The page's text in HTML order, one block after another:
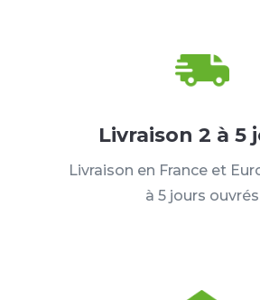
Livraison 2 à 5
Livraison en France et
à 5 jours ouvrés